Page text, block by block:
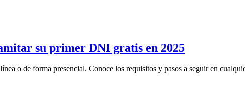
su primer DNI gratis en 2025
o de forma presencial. Conoce los requisitos y pasos a seguir en